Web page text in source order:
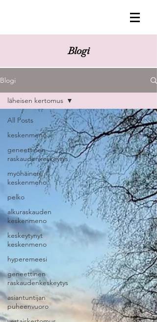
Blogi
Blogi
All Posts
keskenmeno
geneettinen
raskaudenkeskeytys
myöhäinen
keskenmeno
pelko
alkuraskauden
keskenmeno
keskeytynyt
keskenmeno
hyperemeesi
geneettinen
raskaudenkeskeytys
asiantuntijan
puheenvuoro
läheisen kertomus